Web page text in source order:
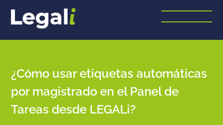
¿Cómo usar etiquetas automáticas
por magistrado en el Panel de
Tareas desde LEGALi?